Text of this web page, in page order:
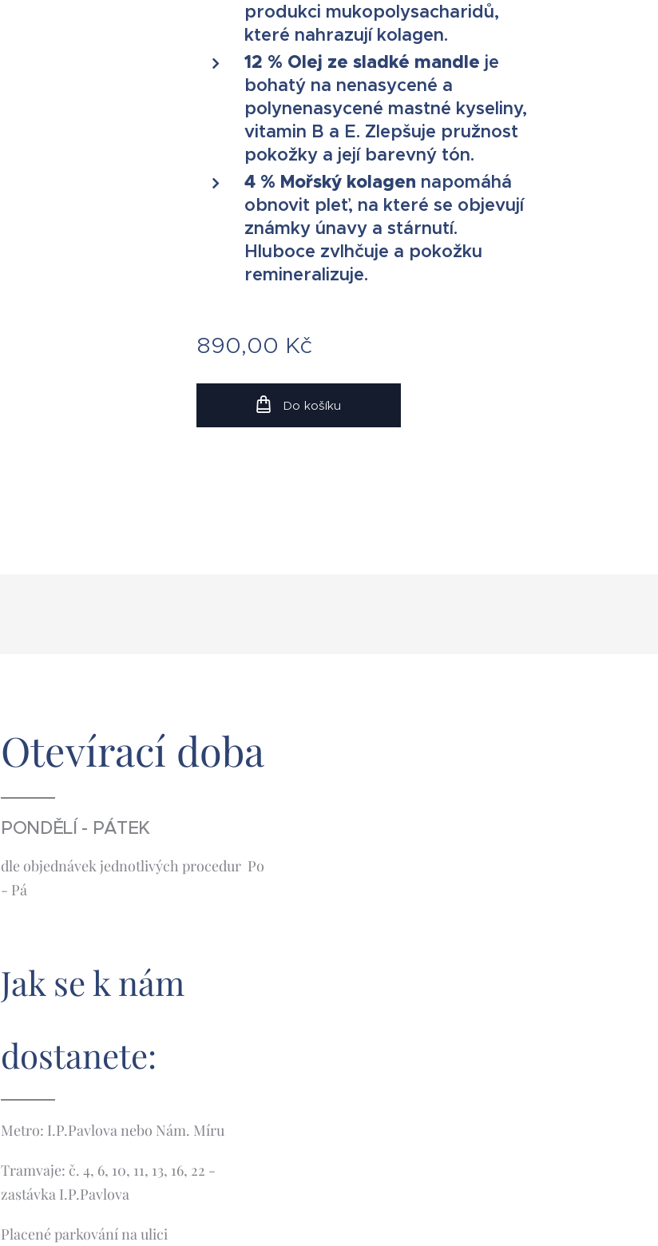
produkci mukopolysacharidů,
které nahrazují kolagen.
12 % Olej ze sladké mandle je
bohatý na nenasycené a
polynenasycené mastné kyseliny,
vitamin B a E. Zlepšuje pružnost
pokožky a její barevný tón.
4 % Mořský kolagen napomáhá
obnovit pleť, na které se objevují
známky únavy a stárnutí.
Hluboce zvlhčuje a pokožku
remineralizuje.
890,00 Kč
Do košíku
Otevírací doba
PONDĚLÍ - PÁTEK
dle objednávek jednotlivých procedur Po
- Pá
Jak se k nám
dostanete:
Metro: I.P.Pavlova nebo Nám. Míru
Tramvaje: č. 4, 6, 10, 11, 13, 16, 22 -
zastávka I.P.Pavlova
Placené parkování na ulici